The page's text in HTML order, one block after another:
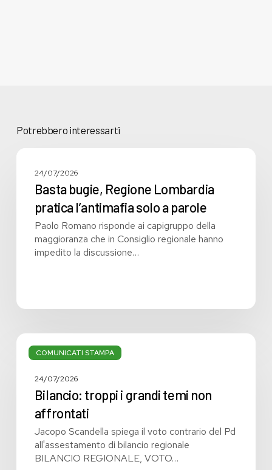
Potrebbero interessarti
Regione
Lombardia
pratica
l’antimafia
24/07/2026
Basta bugie, Regione Lombardia
pratica l’antimafia solo a parole
Paolo Romano risponde ai capigruppo della
maggioranza che in Consiglio regionale hanno
impedito la discussione…
COMUNICATI STAMPA
Bilancio:
troppi
grandi
affrontati
24/07/2026
Bilancio: troppi i grandi temi non
affrontati
Jacopo Scandella spiega il voto contrario del Pd
all'assestamento di bilancio regionale
BILANCIO REGIONALE, VOTO…